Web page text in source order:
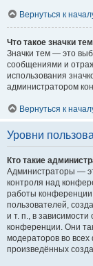
Вернуться к
Что такое значки
Значки тем — это
сообщениями и
использования
администратором
Вернуться к
Уровни
Кто такие
Администраторы —
контроля над
работы
пользователей,
и т. п., в
конференции. Они
модераторов во всех
произведённых